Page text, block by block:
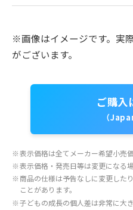
※画像はイメージです。実
がございます。
ご購入
（
※表示価格は全てメーカー希望小売価
※表示価格・発売日等は変更になる
※商品の仕様は予告なしに変更した
ことがあります。
※子どもの成長の個人差は非常に大